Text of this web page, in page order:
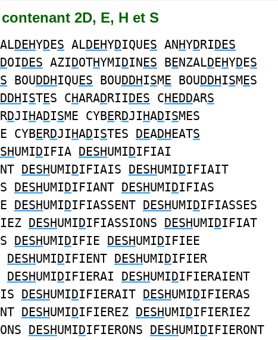
2D, E, H et S
ALDEHYDES ALDEHYDIQUES ANHYDRIDES
DOIDES AZIDOTHYMIDINES BENZALDEHYDES
S BOUDDHIQUES BOUDDHISME BOUDDHISMES
DDHISTES CHARADRIIDES CHEDDARS
RDJIHADISME CYBERDJIHADISMES
CYBERDJIHADISTES DEADHEATS
UMIDIFIA DESHUMIDIFIAI
DESHUMIDIFIAIS DESHUMIDIFIAIT
DESHUMIDIFIANT DESHUMIDIFIAS
DESHUMIDIFIASSENT DESHUMIDIFIASSES
DESHUMIDIFIASSIONS DESHUMIDIFIAT
DESHUMIDIFIE DESHUMIDIFIEE
DESHUMIDIFIENT DESHUMIDIFIER
DESHUMIDIFIERAI DESHUMIDIFIERAIENT
DESHUMIDIFIERAIT DESHUMIDIFIERAS
DESHUMIDIFIEREZ DESHUMIDIFIERIEZ
DESHUMIDIFIERONS DESHUMIDIFIERONT